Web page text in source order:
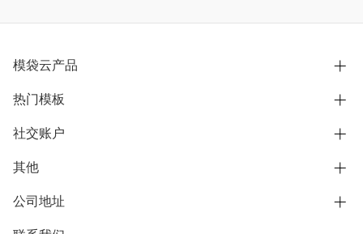
模袋云产品
别墅设计营销
模型协同展示分享
别墅社区
热门模板
欧式别墅
中式别墅
社交账户
B站
抖音
微信公众号
其他
用户服务协议
隐私政策
公司地址